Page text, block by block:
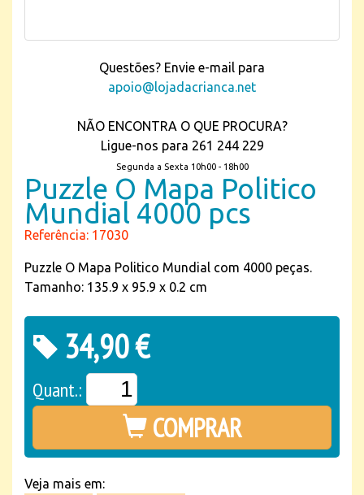
Questões? Envie e-mail para
apoio@lojadacrianca.net
NÃO ENCONTRA O QUE PROCURA?
Ligue-nos para 261 244 229
Segunda a Sexta 10h00 - 18h00
Puzzle O Mapa Politico
Mundial 4000 pcs
Referência: 17030
Puzzle O Mapa Politico Mundial com 4000 peças.
Tamanho: 135.9 x 95.9 x 0.2 cm
34,90 €
Quant.:
COMPRAR
Veja mais em: